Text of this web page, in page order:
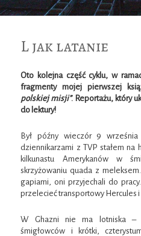
L jak latanie
Oto kolejna część cyklu, w
fragmenty mojej pierwszej
polskiej misji”. Reportażu, który
do lektury!
Był późny wieczór 9
dziennikarzami z TVP stałem
kilkunastu Amerykanów w
skrzyżowaniu quada z
gapiami, oni przyjechali do
przelecieć transportowy Hercules i
W Ghazni nie ma lotniska –
śmigłowców i krótki,